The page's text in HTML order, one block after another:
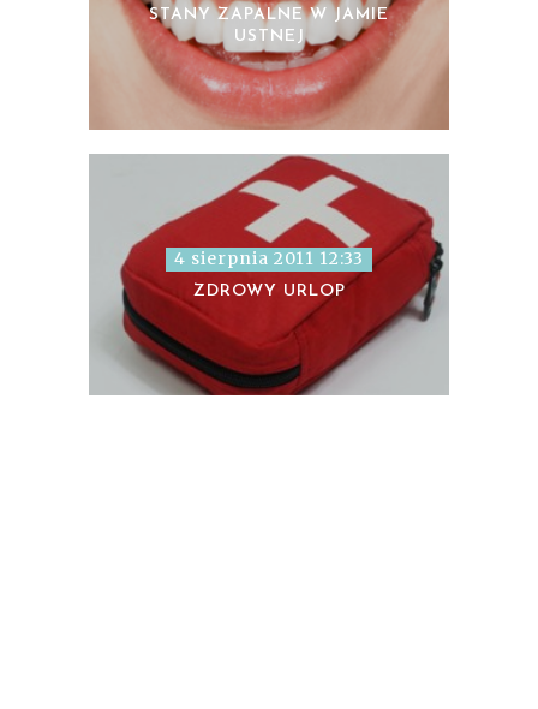
STANY ZAPALNE W JAMIE
USTNEJ
4 sierpnia 2011 12:33
ZDROWY URLOP